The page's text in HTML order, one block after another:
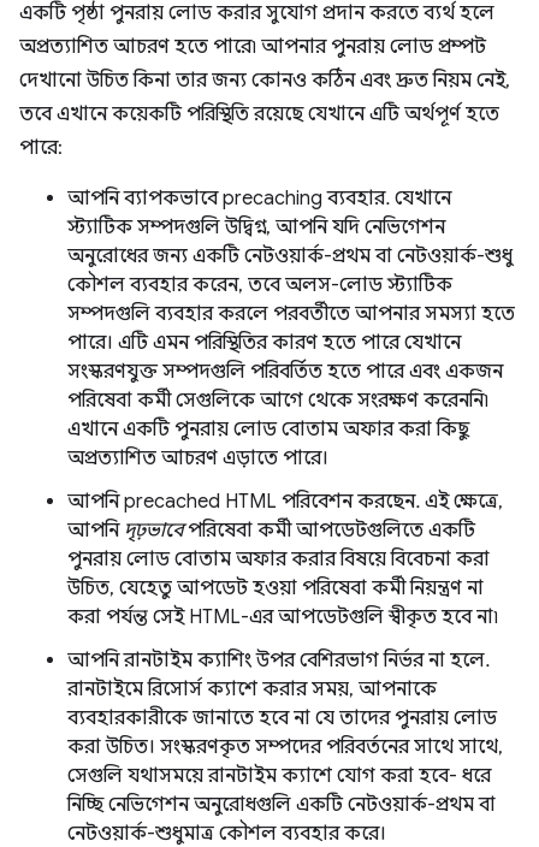
একটি পৃষ্ঠা পুনরায় লোড করার সুযোগ প্রদান করতে ব্যর্থ হলে
অপ্রত্যাশিত আচরণ হতে পারে৷ আপনার পুনরায় লোড প্রম্পট
দেখানো উচিত কিনা তার জন্য কোনও কঠিন এবং দ্রুত নিয়ম নেই,
তবে এখানে কয়েকটি পরিস্থিতি রয়েছে যেখানে এটি অর্থপূর্ণ হতে
পারে:
আপনি ব্যাপকভাবে precaching ব্যবহার. যেখানে
স্ট্যাটিক সম্পদগুলি উদ্বিগ্ন, আপনি যদি নেভিগেশন
অনুরোধের জন্য একটি নেটওয়ার্ক-প্রথম বা নেটওয়ার্ক-শুধু
কৌশল ব্যবহার করেন, তবে অলস-লোড স্ট্যাটিক
সম্পদগুলি ব্যবহার করলে পরবর্তীতে আপনার সমস্যা হতে
পারে। এটি এমন পরিস্থিতির কারণ হতে পারে যেখানে
সংস্করণযুক্ত সম্পদগুলি পরিবর্তিত হতে পারে এবং একজন
পরিষেবা কর্মী সেগুলিকে আগে থেকে সংরক্ষণ করেননি৷
এখানে একটি পুনরায় লোড বোতাম অফার করা কিছু
অপ্রত্যাশিত আচরণ এড়াতে পারে।
আপনি precached HTML পরিবেশন করছেন. এই ক্ষেত্রে,
আপনি দৃঢ়ভাবেপরিষেবা কর্মী আপডেটগুলিতে একটি
পুনরায় লোড বোতাম অফার করার বিষয়ে বিবেচনা করা
উচিত, যেহেতু আপডেট হওয়া পরিষেবা কর্মী নিয়ন্ত্রণ না
করা পর্যন্ত সেই HTML-এর আপডেটগুলি স্বীকৃত হবে না৷
আপনি রানটাইম ক্যাশিং উপর বেশিরভাগ নির্ভর না হলে.
রানটাইমে রিসোর্স ক্যাশে করার সময়, আপনাকে
ব্যবহারকারীকে জানাতে হবে না যে তাদের পুনরায় লোড
করা উচিত। সংস্করণকৃত সম্পদের পরিবর্তনের সাথে সাথে,
সেগুলি যথাসময়ে রানটাইম ক্যাশে যোগ করা হবে- ধরে
নিচ্ছি নেভিগেশন অনুরোধগুলি একটি নেটওয়ার্ক-প্রথম বা
নেটওয়ার্ক-শুধুমাত্র কৌশল ব্যবহার করে।